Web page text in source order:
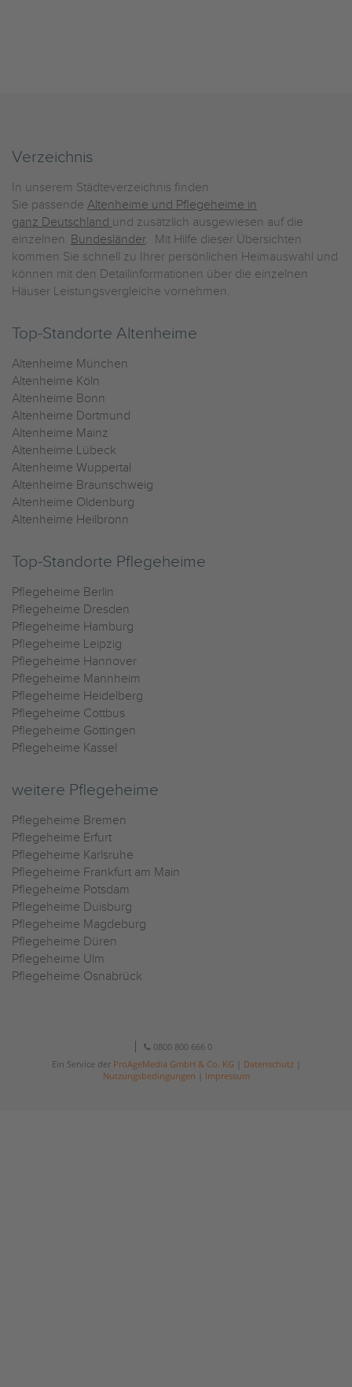
Verzeichnis
In unserem Städteverzeichnis finden
Sie passende Altenheime und Pflegeheime in
ganz Deutschland und zusätzlich ausgewiesen auf die
einzelnen Bundesländer. Mit Hilfe dieser Übersichten
kommen Sie schnell zu Ihrer persönlichen Heimauswahl und
können mit den Detailinformationen über die einzelnen
Häuser Leistungsvergleiche vornehmen.
Top-Standorte Altenheime
Altenheime München
Altenheime Köln
Altenheime Bonn
Altenheime Dortmund
Altenheime Mainz
Altenheime Lübeck
Altenheime Wuppertal
Altenheime Braunschweig
Altenheime Oldenburg
Altenheime Heilbronn
Top-Standorte Pflegeheime
Pflegeheime Berlin
Pflegeheime Dresden
Pflegeheime Hamburg
Pflegeheime Leipzig
Pflegeheime Hannover
Pflegeheime Mannheim
Pflegeheime Heidelberg
Pflegeheime Cottbus
Pflegeheime Göttingen
Pflegeheime Kassel
weitere Pflegeheime
Pflegeheime Bremen
Pflegeheime Erfurt
Pflegeheime Karlsruhe
Pflegeheime Frankfurt am Main
Pflegeheime Potsdam
Pflegeheime Duisburg
Pflegeheime Magdeburg
Pflegeheime Düren
Pflegeheime Ulm
Pflegeheime Osnabrück
0800 800 666 0
Ein Service der ProAgeMedia GmbH & Co. KG Datenschutz|
Nutzungsbedingungen
Impressum